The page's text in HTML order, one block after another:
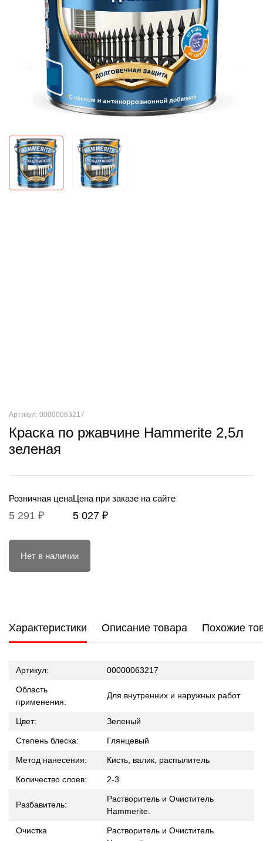
Артикул: 00000063217
Краска по ржавчине Hammerite 2,5л
зеленая
Розничная цена
5 291 ₽
Цена при заказе на сайте
5 027 ₽
Нет в наличии
Характеристики Описание товара Похожие
Артикул: 00000063217
Область
применения:
Для внутренних и наружных работ
Цвет: Зеленый
Степень блеска: Глянцевый
Метод нанесения: Кисть, валик, распылитель
Количество слоев: 2-3
Разбавитель:
Растворитель и Очиститель
Hammerite.
Очистка
Растворитель и Очиститель